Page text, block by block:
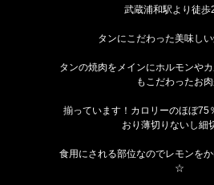
武蔵浦和駅より徒歩2
タンにこだわった美味しい
タンの焼肉をメインにホルモンや
もこだわったお
揃っています！カロリーのほぼ75
おり薄切りないし細
食用にされる部位なのでレモンを
☆